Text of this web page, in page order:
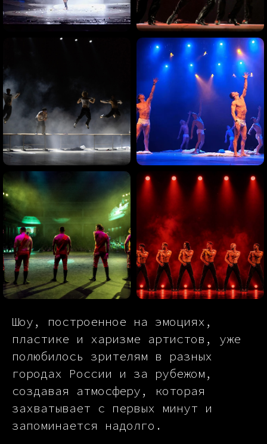
Шоу, построенное на эмоциях,
пластике и харизме артистов, уже
полюбилось зрителям в разных
городах России и за рубежом,
создавая атмосферу, которая
захватывает с первых минут и
запоминается надолго.